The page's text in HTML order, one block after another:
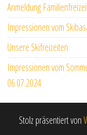
Anmeldung
Impressionen vom
Unsere Skifreizeiten
Impressionen vom
06.07.2024
Stolz präsentiert von